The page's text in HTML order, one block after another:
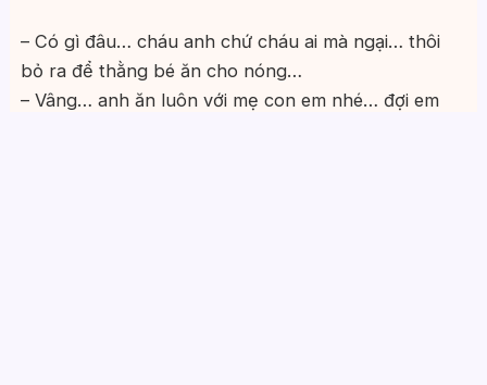
– Có gì đâu… cháu anh chứ cháu ai mà ngại… thôi
bỏ ra để thằng bé ăn cho nóng…
– Vâng… anh ăn luôn với mẹ con em nhé… đợi em